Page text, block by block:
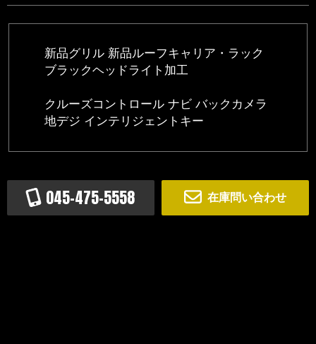
新品グリル 新品ルーフキャリア・ラック
ブラックヘッドライト加工
クルーズコントロール ナビ バックカメラ
地デジ インテリジェントキー
045-475-5558 在庫問い合わせ